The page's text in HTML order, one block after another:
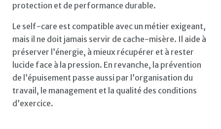
protection et de performance durable.
Le self-care est compatible avec un métier exigeant,
mais il ne doit jamais servir de cache-misère. Il aide à
préserver l’énergie, à mieux récupérer et à rester
lucide face à la pression. En revanche, la prévention
de l’épuisement passe aussi par l’organisation du
travail, le management et la qualité des conditions
d’exercice.